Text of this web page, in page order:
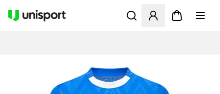
Åbner en Modal til at